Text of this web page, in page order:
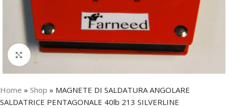
Click to enlarge
Home » Shop » MAGNETE DI SALDATURA ANGOLARE
SALDATRICE PENTAGONALE 40lb 213 SILVERLINE